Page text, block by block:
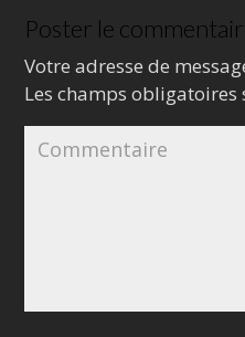
Poster le
Votre adresse de
Les champs